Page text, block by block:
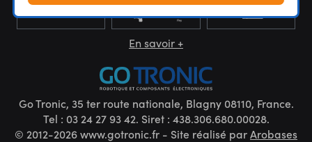
En savoir +
Go Tronic, 35 ter route nationale, Blagny 08110, France.
Tel : 03 24 27 93 42. Siret : 438.306.680.00028.
© 2012-2026 www.gotronic.fr - Site réalisé parArobases